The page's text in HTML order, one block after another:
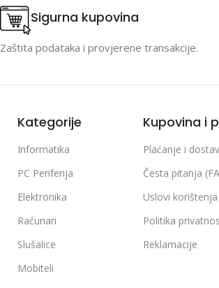
Sigurna kupovina
Zaštita podataka i provjerene transakcije.
Kategorije
Informatika
PC Periferija
Elektronika
Računari
Slušalice
Mobiteli
Kupovina i
Plaćanje i
Česta pitanja
Uslovi korištenja
Politika
Reklamacije